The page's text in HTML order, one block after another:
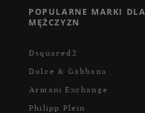
POPULARNE MARKI DLA
MĘŻCZYZN
Dsquared2
Dolce & Gabbana
Armani Exchange
Philipp Plein